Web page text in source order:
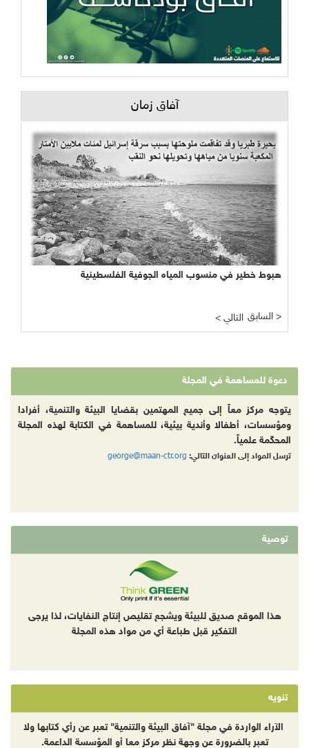
آفاق زمان
هبوط خطير في منسوب المياه الجوفية الفلسطينية
< التالي السابق >
دعوة للمساهمة في المجلة
يتوجه مركز معاً إلى جميع المهتمين بقضايا البيئة والتنمية، أفرادا
ومؤسسات، أطفالا وأندية بيئية، للمساهمة في الكتابة لهذه المجلة
المحكّمة علمياً.
ترسل المواد إلى العنوان التالي: george@maan-ctr.org
توصية
هذا الموقع صديق للبيئة ويشجع تقليص إنتاج النفايات، لذا يرجى
التفكير قبل طباعة أي من مواد هذه المجلة
تنويه
الآراء الواردة في مجلة "آفاق البيئة والتنمية" تعبر عن رأي كتابها ولا
تعبر بالضرورة عن وجهة نظر مركز معا أو المؤسسة الداعمة.